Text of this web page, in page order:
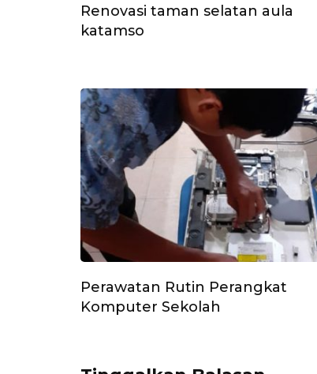
Renovasi taman selatan aula
katamso
Perawatan Rutin Perangkat
Komputer Sekolah